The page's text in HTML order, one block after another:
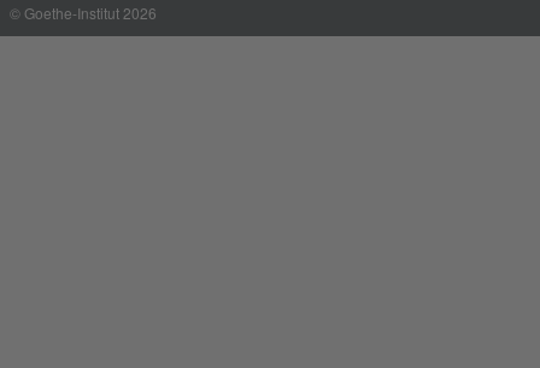
© Goethe-Institut 2026